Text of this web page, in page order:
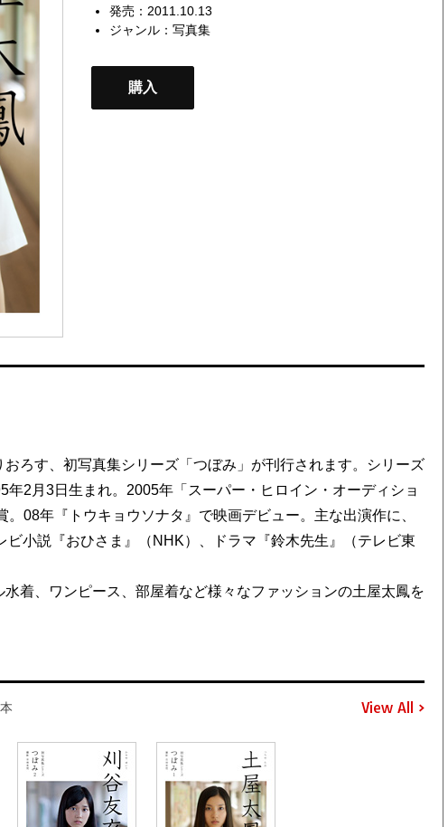
発売：2011.10.13
ジャンル： 写真集
購入
ろす、初写真集シリーズ「つぼみ」が刊行されます。シリーズ
2月3日生まれ。2005年「スーパー・ヒロイン・オーディショ
08年『トウキョウソナタ』で映画デビュー。主な出演作に、
小説『おひさま』（NHK）、ドラマ『鈴木先生』（テレビ東
着、ワンピース、部屋着など様々なファッションの土屋太鳳を
View All